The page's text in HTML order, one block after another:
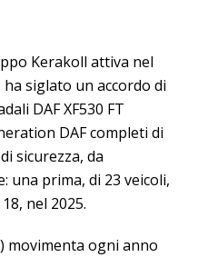
Kerakoll attiva nel
siglato un accordo di
DAF XF530 FT
DAF completi di
sicurezza, da
una prima, di 23 veicoli,
nel 2025.
movimenta ogni anno